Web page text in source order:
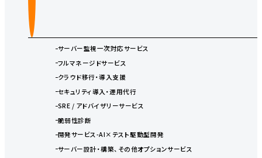
サーバー監視一次対応サービス
フルマネージドサービス
クラウド移行・導入支援
セキュリティ導入・運用代行
SRE / アドバイザリーサービス
脆弱性診断
開発サービス-AI×テスト駆動型開発
サーバー設計・構築、その他オプションサービス